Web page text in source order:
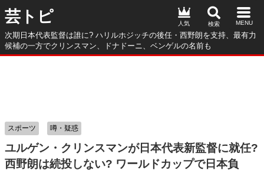
芸トピ
次期日本代表監督は誰に? ハリルホジッチの後任・西野朗を支持、最有力
候補の一方でクリンスマン、ドナドーニ、ベンゲルの名前も
人気
ユルゲン・クリンスマンが日本代表新監督に就任?
西野朗は続投しない? ワールドカップで日本負
スポーツ 噂・疑惑